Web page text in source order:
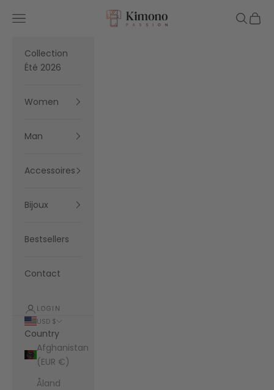
Kimono Passion
Navigation menu Search
Cart
Collection
Été 2026
Women
Man
Accessoires
Bijoux
Bestsellers
Contact
LOGIN
USD $
Country
Afghanistan
(EUR €)
Åland